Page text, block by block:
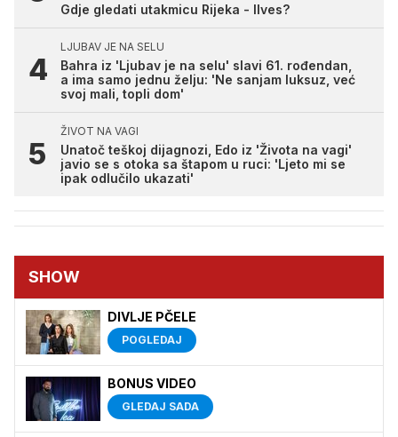
Gdje gledati utakmicu Rijeka - Ilves?
LJUBAV JE NA SELU
Bahra iz 'Ljubav je na selu' slavi 61. rođendan,
a ima samo jednu želju: 'Ne sanjam luksuz, već
svoj mali, topli dom'
ŽIVOT NA VAGI
Unatoč teškoj dijagnozi, Edo iz 'Života na vagi'
javio se s otoka sa štapom u ruci: 'Ljeto mi se
ipak odlučilo ukazati'
SHOW
DIVLJE PČELE
POGLEDAJ
BONUS VIDEO
GLEDAJ SADA